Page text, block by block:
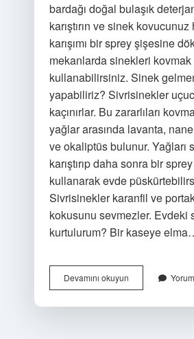
bardağı doğal bulaşık
karıştırın ve sinek kovucunuz
karışımı bir sprey şişesine
mekanlarda sinekleri kovmak
kullanabilirsiniz. Sinek
yapabiliriz? Sivrisinekler
kaçınırlar. Bu zararlıları
yağlar arasında lavanta,
ve okaliptüs bulunur. Yağları
karıştırıp daha sonra bir
kullanarak evde
Sivrisinekler karanfil ve
kokusunu sevmezler. Evdeki
kurtulurum? Bir kaseye
Devamını okuyunSinekten
Nasıl